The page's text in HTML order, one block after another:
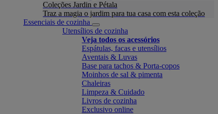
Coleções Jardin e Pétala
Traz a magia o jardim para tua casa com esta coleção
Essenciais de cozinha
Utensílios de cozinha
Veja todos os acessórios
Espátulas, facas e utensílios
Aventais & Luvas
Base para tachos & Porta-copos
Moinhos de sal & pimenta
Chaleiras
Limpeza & Cuidado
Livros de cozinha
Exclusivo online